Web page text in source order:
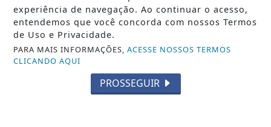
Saiba Mais
experiência de navegação. Ao continuar o acesso,
entendemos que você concorda com nossos Termos
de Uso e Privacidade.
PARA MAIS INFORMAÇÕES,ACESSE NOSSOS TERMOS
CLICANDO AQUI
PROSSEGUIR